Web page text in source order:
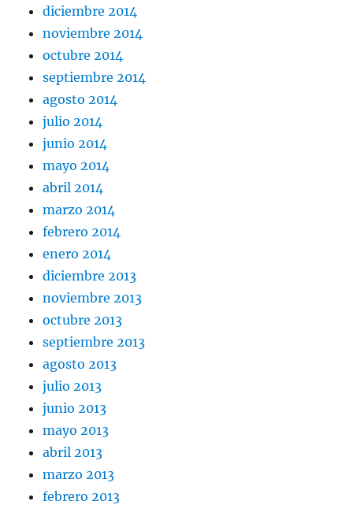
diciembre 2014
noviembre 2014
octubre 2014
septiembre 2014
agosto 2014
julio 2014
junio 2014
mayo 2014
abril 2014
marzo 2014
febrero 2014
enero 2014
diciembre 2013
noviembre 2013
octubre 2013
septiembre 2013
agosto 2013
julio 2013
junio 2013
mayo 2013
abril 2013
marzo 2013
febrero 2013